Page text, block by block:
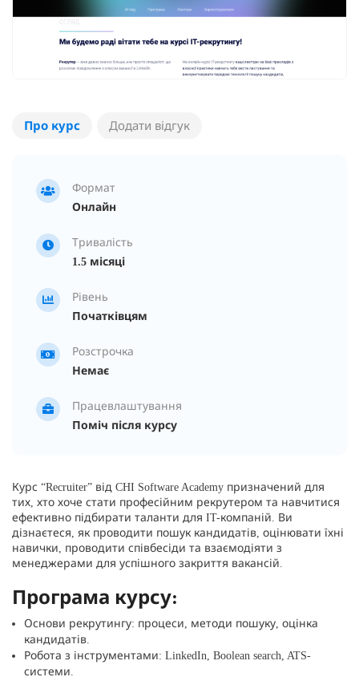
Про курс Додати відгук
Формат
Онлайн
Тривалість
1.5 місяці
Рівень
Початківцям
Розстрочка
Немає
Працевлаштування
Поміч після курсу
Курс “Recruiter” від CHI Software Academy призначений для
тих, хто хоче стати професійним рекрутером та навчитися
ефективно підбирати таланти для IT-компаній. Ви
дізнаєтеся, як проводити пошук кандидатів, оцінювати їхні
навички, проводити співбесіди та взаємодіяти з
менеджерами для успішного закриття вакансій.
Програма курсу:
Основи рекрутингу: процеси, методи пошуку, оцінка
кандидатів.
Робота з інструментами: LinkedIn, Boolean search, ATS-
системи.